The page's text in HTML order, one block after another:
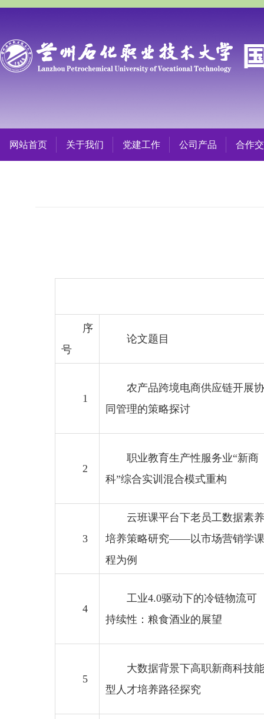
网站首页 关于我们 党建工作 公司产品 合作
序
号
论文题目
1
农产品跨境电商供应链开展协
同管理的策略探讨
2
职业教育生产性服务业“新商
科”综合实训混合模式重构
3
云班课平台下老员工数据素养
培养策略研究——以市场营销学课
程为例
4
工业4.0驱动下的冷链物流可
持续性：粮食酒业的展望
5
大数据背景下高职新商科技能
型人才培养路径探究